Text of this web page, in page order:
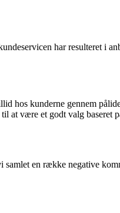
har resulteret i
hos kunderne gennem
at være et godt valg baseret
en række negative